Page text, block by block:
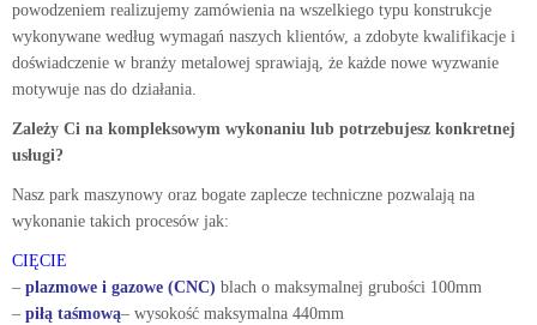
powodzeniem realizujemy zamówienia na wszelkiego typu konstrukcje
wykonywane według wymagań naszych klientów, a zdobyte kwalifikacje i
doświadczenie w branży metalowej sprawiają, że każde nowe wyzwanie
motywuje nas do działania.
Zależy Ci na kompleksowym wykonaniu lub potrzebujesz konkretnej
usługi?
Nasz park maszynowy oraz bogate zaplecze techniczne pozwalają na
wykonanie takich procesów jak:
CIĘCIE
– plazmowe i gazowe (CNC) blach o maksymalnej grubości 100mm
– piłą taśmową– wysokość maksymalna 440mm